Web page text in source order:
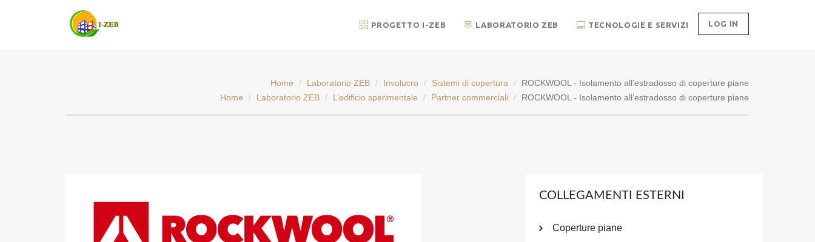
PROGETTO I-ZEB LABORATORIO ZEB TECNOLOGIE E SERVIZI LOG IN
Home Laboratorio ZEB Involucro Sistemi di copertura
ROCKWOOL - Isolamento all’estradosso di coperture piane
Home
Laboratorio ZEB L’edificio sperimentale Partner commerciali ROCKWOOL - Isolamento all’estradosso di coperture piane
COLLEGAMENTI ESTERNI
Coperture piane